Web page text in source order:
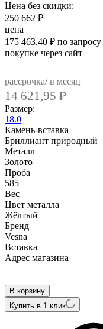
Цена без скидки:
250 662 ₽
цена
175 463,40 ₽ по запросу
покупке через сайт
рассрочка/ в месяц
14 621,95 ₽
Размер:
18.0
Камень-вставка
Бриллиант природный
Металл
Золото
Проба
585
Вес
Цвет металла
Жёлтый
Бренд
Vesna
Вcтавка
Адрес магазина
В корзину
Купить в 1 клик